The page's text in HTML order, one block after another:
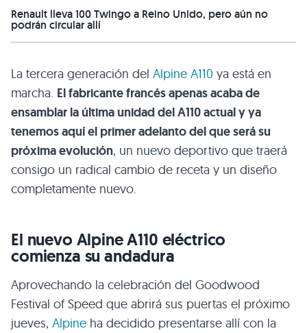
Renault lleva 100 Twingo a Reino Unido, pero aún no
podrán circular allí
La tercera generación del Alpine A110 ya está en
marcha. El fabricante francés apenas acaba de
ensamblar la última unidad del A110 actual y ya
tenemos aquí el primer adelanto del que será su
próxima evolución, un nuevo deportivo que traerá
consigo un radical cambio de receta y un diseño
completamente nuevo.
El nuevo Alpine A110 eléctrico
comienza su andadura
Aprovechando la celebración del Goodwood
Festival of Speed que abrirá sus puertas el próximo
jueves, Alpine ha decidido presentarse allí con la